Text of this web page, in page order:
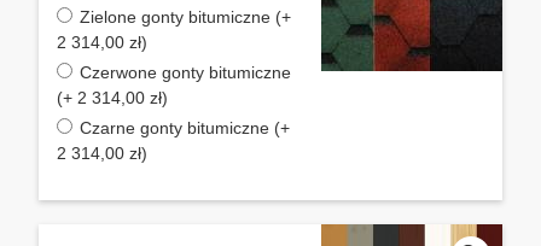
Zielone gonty bitumiczne (+
2 314,00 zł)
Czerwone gonty bitumiczne
(+ 2 314,00 zł)
Czarne gonty bitumiczne (+
2 314,00 zł)